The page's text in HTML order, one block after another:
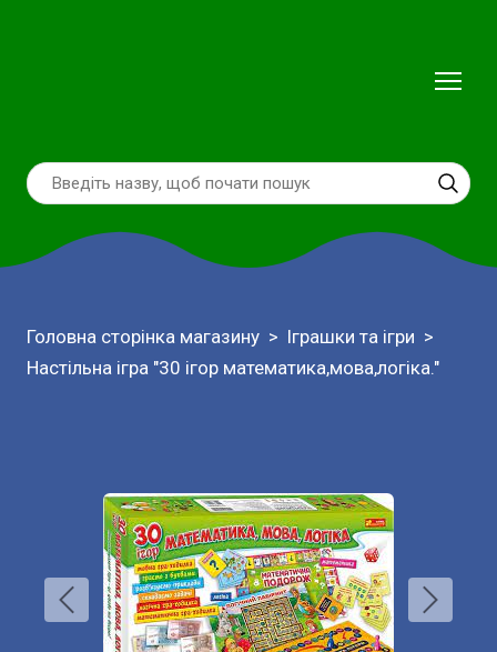
Головна сторінка магазину
Іграшки та ігри
Настільна ігра "30 ігор математика,мова,логіка."